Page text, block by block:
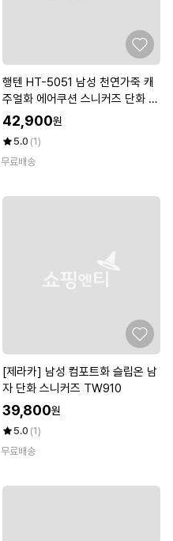
행텐 HT-5051 남성 천연가죽 캐
주얼화 에어쿠션 스니커즈 단화 로
퍼
42,900원
5.0 (1)
무료배송
[제라카] 남성 컴포트화 슬립온 남
자 단화 스니커즈 TW910
39,800원
5.0 (1)
무료배송